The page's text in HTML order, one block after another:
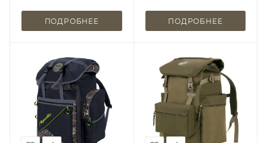
ПОДРОБНЕЕ ПОДРОБНЕЕ